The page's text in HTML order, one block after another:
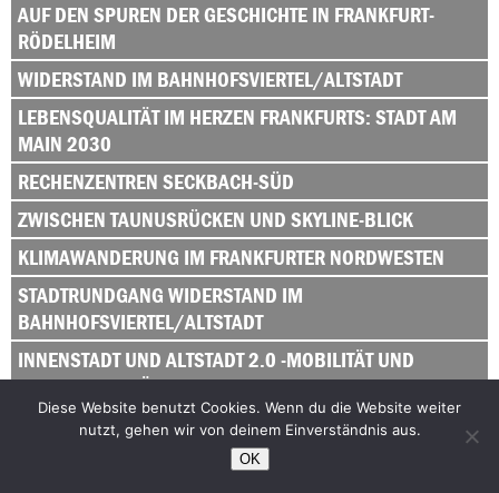
AUF DEN SPUREN DER GESCHICHTE IN FRANKFURT-
RÖDELHEIM
WIDERSTAND IM BAHNHOFSVIERTEL/ALTSTADT
LEBENSQUALITÄT IM HERZEN FRANKFURTS: STADT AM
MAIN 2030
RECHENZENTREN SECKBACH-SÜD
ZWISCHEN TAUNUSRÜCKEN UND SKYLINE-BLICK
KLIMAWANDERUNG IM FRANKFURTER NORDWESTEN
STADTRUNDGANG WIDERSTAND IM
BAHNHOFSVIERTEL/ALTSTADT
INNENSTADT UND ALTSTADT 2.0 -MOBILITÄT UND
LEBENSQUALITÄT IN DER FRANKFURTER CITY
STADTRUNDGANG ZUR VERFOLGUNGSGESCHICHTE DER
SINTI UND ROMA IN HANAU
Diese Website benutzt Cookies. Wenn du die Website weiter
nutzt, gehen wir von deinem Einverständnis aus.
OK